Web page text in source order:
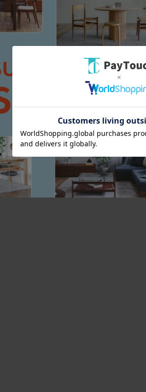
で拭き掃除を繰り返した場合、塩化ビ
が必要です。